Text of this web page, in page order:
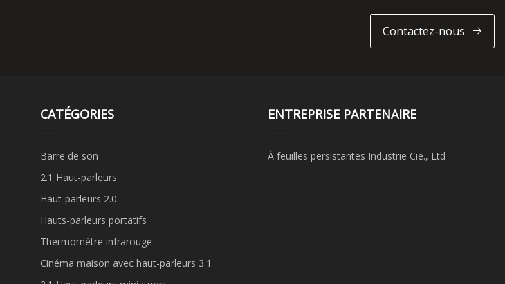
Contactez-nous
CATÉGORIES
Barre de son
2.1 Haut-parleurs
Haut-parleurs 2.0
Hauts-parleurs portatifs
Thermomètre infrarouge
Cinéma maison avec haut-parleurs 3.1
ENTREPRISE PARTENAIRE
À feuilles persistantes Industrie Cie., Ltd